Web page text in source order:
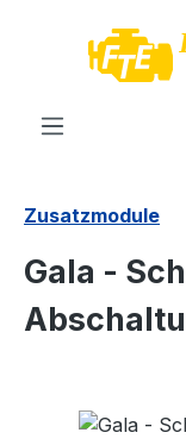
Zum Hauptinhalt
Zusatzmodule
Gala -
Bildergalerie